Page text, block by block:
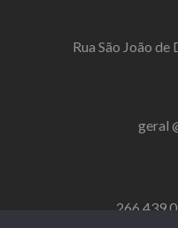
Rua São João
geral
266 439